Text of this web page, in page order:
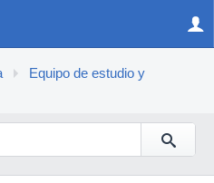
Equipo de estudio y